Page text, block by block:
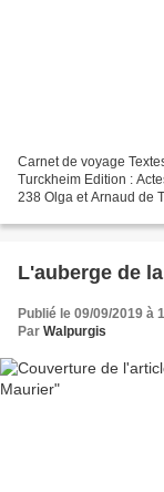
Carnet de voyage
Turckheim Edition :
238 Olga et Arnaud de
L'auberge de
Publié le 09/09/2019 à
Par Walpurgis